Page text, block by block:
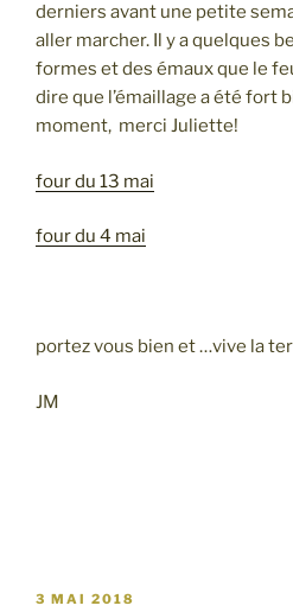
derniers avant une petite
aller marcher. Il y a quelques
formes et des émaux que le
dire que l’émaillage a été fort
moment, merci Juliette!
four du 13 mai
four du 4 mai
portez vous bien et …vive la
JM
PUBLIÉ
3 MAI 2018